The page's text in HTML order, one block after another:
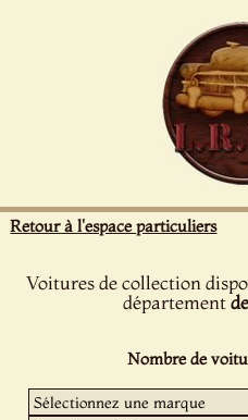
Retour à l'espace particuliers
Voitures de collection
département
Nombre de